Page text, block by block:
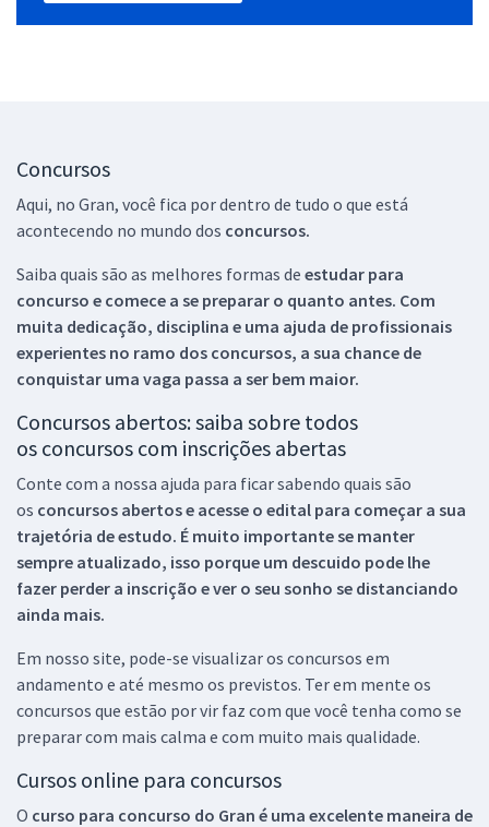
Concursos
Aqui, no Gran, você fica por dentro de tudo o que está
acontecendo no mundo dos concursos.
Saiba quais são as melhores formas de estudar para
concurso e comece a se preparar o quanto antes. Com
muita dedicação, disciplina e uma ajuda de profissionais
experientes no ramo dos concursos, a sua chance de
conquistar uma vaga passa a ser bem maior.
Concursos abertos: saiba sobre todos
os concursos com inscrições abertas
Conte com a nossa ajuda para ficar sabendo quais são
os concursos abertos e acesse o edital para começar a sua
trajetória de estudo. É muito importante se manter
sempre atualizado, isso porque um descuido pode lhe
fazer perder a inscrição e ver o seu sonho se distanciando
ainda mais.
Em nosso site, pode-se visualizar os concursos em
andamento e até mesmo os previstos. Ter em mente os
concursos que estão por vir faz com que você tenha como se
preparar com mais calma e com muito mais qualidade.
Cursos online para concursos
O curso para concurso do Gran é uma excelente maneira de